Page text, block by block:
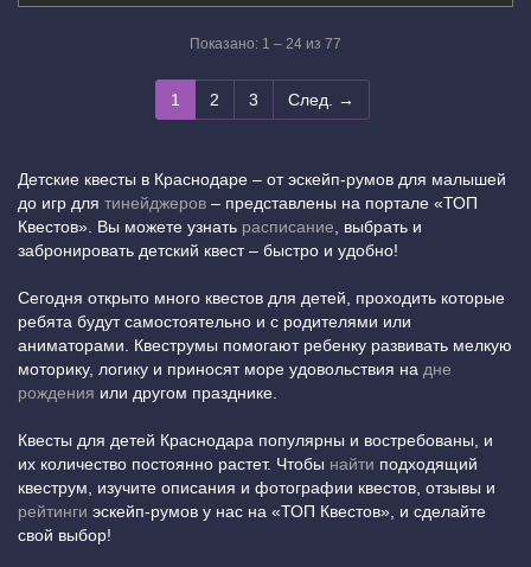
Показано: 1 – 24 из 77
1 2 3 След. →
Детские квесты в Краснодаре – от эскейп-румов для малышей
до игр для тинейджеров – представлены на портале «ТОП
Квестов». Вы можете узнать расписание , выбрать и
забронировать детский квест – быстро и удобно!
Сегодня открыто много квестов для детей, проходить которые
ребята будут самостоятельно и с родителями или
аниматорами. Квеструмы помогают ребенку развивать мелкую
моторику, логику и приносят море удовольствия на дне
рождения или другом празднике.
Квесты для детей Краснодара популярны и востребованы, и
их количество постоянно растет. Чтобы найти подходящий
квеструм, изучите описания и фотографии квестов, отзывы и
рейтинги эскейп-румов у нас на «ТОП Квестов», и сделайте
свой выбор!